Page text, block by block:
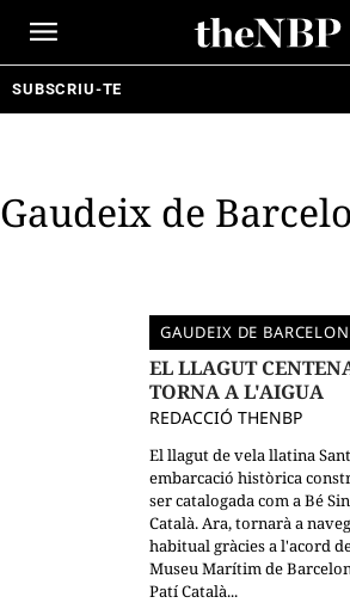
SUBSCRIU-TE
Gaudeix de
GAUDEIX DE
EL LLAGUT
TORNA A L'AIGUA
REDACCIÓ THENBP
El llagut de vela llatina
embarcació històrica
ser catalogada com a Bé
Català. Ara, tornarà a
habitual gràcies a l'acord
Museu Marítim de
Patí Català...